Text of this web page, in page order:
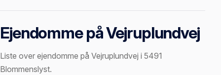
Ejendomme på Vejruplundvej
Liste over ejendomme på Vejruplundvej i 5491
Blommenslyst.